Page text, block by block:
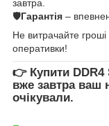
завтра.
🛡Гарантія –
Не витрачайте
оперативки!
👉 Купити DDR4
вже завтра ваш
очікували.